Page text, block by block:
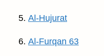
Al-Hujurat
Al-Furqan 63